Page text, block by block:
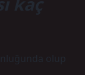
olup